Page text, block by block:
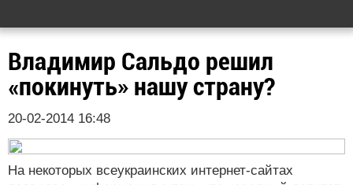
Владимир Сальдо решил
«покинуть» нашу страну?
20-02-2014 16:48
На некоторых всеукраинских интернет-сайтах